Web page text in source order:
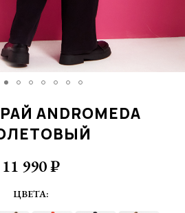
ANDROMEDA
11 990 ₽
ЦВЕТА: